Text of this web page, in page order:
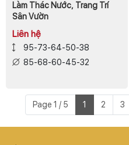
Làm Thác Nước, Trang Trí
Sân Vườn
Liên hệ
95-73-64-50-38
85-68-60-45-32
Page 1 / 5 1 2 3